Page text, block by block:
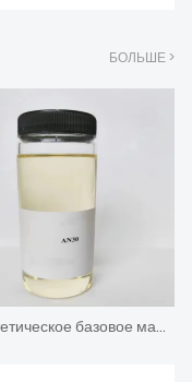
БОЛЬШЕ >
Синтетическое базовое масло АН5, алкилированный нафталин с низкой температурой застывания.